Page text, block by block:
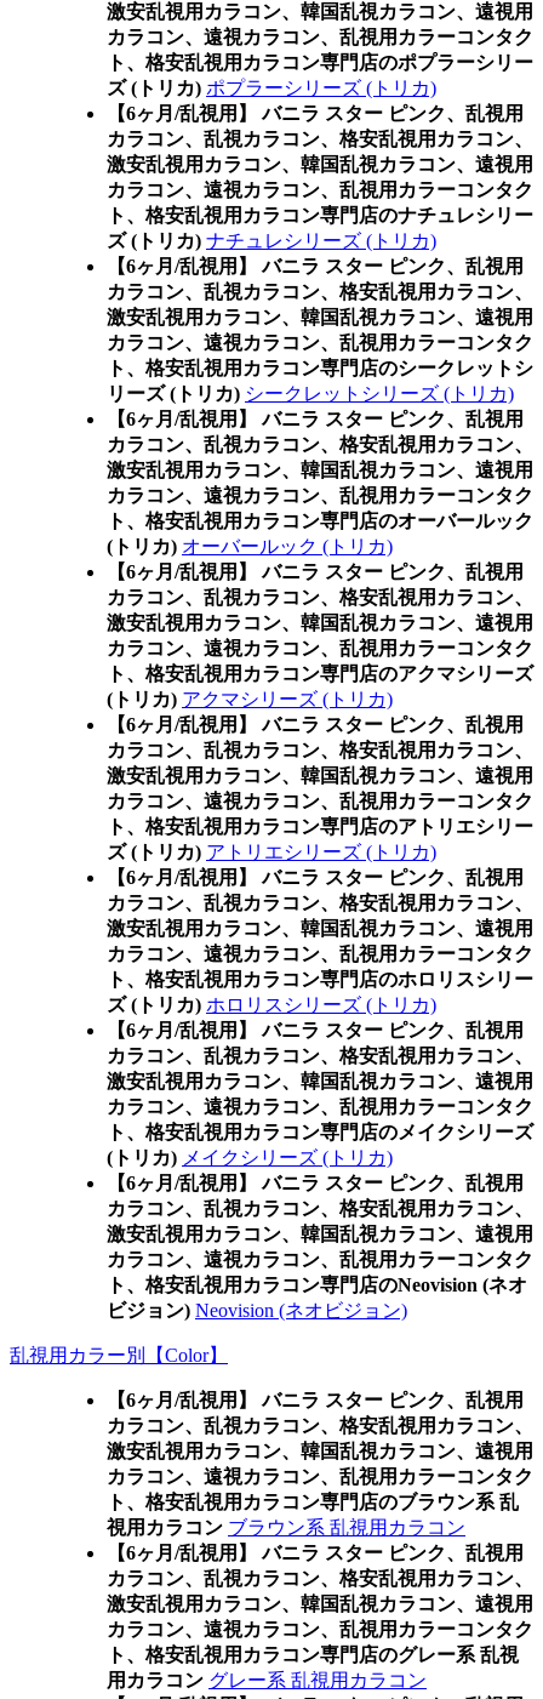
激安乱視用カラコン、韓国乱視カラコン、遠視用
カラコン、遠視カラコン、乱視用カラーコンタク
ト、格安乱視用カラコン専門店のポプラーシリー
ズ (トリカ) ポプラーシリーズ (トリカ)
【6ヶ月/乱視用】 バニラ スター ピンク、乱視用
カラコン、乱視カラコン、格安乱視用カラコン、
激安乱視用カラコン、韓国乱視カラコン、遠視用
カラコン、遠視カラコン、乱視用カラーコンタク
ト、格安乱視用カラコン専門店のナチュレシリー
ズ (トリカ) ナチュレシリーズ (トリカ)
【6ヶ月/乱視用】 バニラ スター ピンク、乱視用
カラコン、乱視カラコン、格安乱視用カラコン、
激安乱視用カラコン、韓国乱視カラコン、遠視用
カラコン、遠視カラコン、乱視用カラーコンタク
ト、格安乱視用カラコン専門店のシークレットシ
リーズ (トリカ) シークレットシリーズ (トリカ)
【6ヶ月/乱視用】 バニラ スター ピンク、乱視用
カラコン、乱視カラコン、格安乱視用カラコン、
激安乱視用カラコン、韓国乱視カラコン、遠視用
カラコン、遠視カラコン、乱視用カラーコンタク
ト、格安乱視用カラコン専門店のオーバールック
(トリカ) オーバールック (トリカ)
【6ヶ月/乱視用】 バニラ スター ピンク、乱視用
カラコン、乱視カラコン、格安乱視用カラコン、
激安乱視用カラコン、韓国乱視カラコン、遠視用
カラコン、遠視カラコン、乱視用カラーコンタク
ト、格安乱視用カラコン専門店のアクマシリーズ
(トリカ) アクマシリーズ (トリカ)
【6ヶ月/乱視用】 バニラ スター ピンク、乱視用
カラコン、乱視カラコン、格安乱視用カラコン、
激安乱視用カラコン、韓国乱視カラコン、遠視用
カラコン、遠視カラコン、乱視用カラーコンタク
ト、格安乱視用カラコン専門店のアトリエシリー
ズ (トリカ) アトリエシリーズ (トリカ)
【6ヶ月/乱視用】 バニラ スター ピンク、乱視用
カラコン、乱視カラコン、格安乱視用カラコン、
激安乱視用カラコン、韓国乱視カラコン、遠視用
カラコン、遠視カラコン、乱視用カラーコンタク
ト、格安乱視用カラコン専門店のホロリスシリー
ズ (トリカ) ホロリスシリーズ (トリカ)
【6ヶ月/乱視用】 バニラ スター ピンク、乱視用
カラコン、乱視カラコン、格安乱視用カラコン、
激安乱視用カラコン、韓国乱視カラコン、遠視用
カラコン、遠視カラコン、乱視用カラーコンタク
ト、格安乱視用カラコン専門店のメイクシリーズ
(トリカ) メイクシリーズ (トリカ)
【6ヶ月/乱視用】 バニラ スター ピンク、乱視用
カラコン、乱視カラコン、格安乱視用カラコン、
激安乱視用カラコン、韓国乱視カラコン、遠視用
カラコン、遠視カラコン、乱視用カラーコンタク
ト、格安乱視用カラコン専門店のNeovision (ネオ
ビジョン) Neovision (ネオビジョン)
乱視用カラー別【Color】
【6ヶ月/乱視用】 バニラ スター ピンク、乱視用
カラコン、乱視カラコン、格安乱視用カラコン、
激安乱視用カラコン、韓国乱視カラコン、遠視用
カラコン、遠視カラコン、乱視用カラーコンタク
ト、格安乱視用カラコン専門店のブラウン系 乱
視用カラコン ブラウン系 乱視用カラコン
【6ヶ月/乱視用】 バニラ スター ピンク、乱視用
カラコン、乱視カラコン、格安乱視用カラコン、
激安乱視用カラコン、韓国乱視カラコン、遠視用
カラコン、遠視カラコン、乱視用カラーコンタク
ト、格安乱視用カラコン専門店のグレー系 乱視
用カラコン グレー系 乱視用カラコン